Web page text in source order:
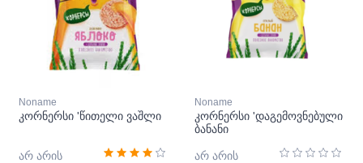
Noname
კორნერსი 'წითელი ვაშლი
არ არის
Noname
კორნერსი 'დაგემოვნებული
ბანანი
არ არის